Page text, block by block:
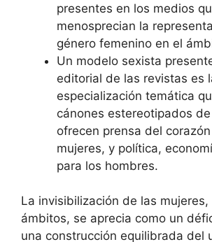
presentes en los medios
menosprecian la
género femenino en el
Un modelo sexista
editorial de las revistas es
especialización temática
cánones estereotipados
ofrecen prensa del
mujeres, y política,
para los hombres.
La invisibilización de las
ámbitos, se aprecia como un
una construcción equilibrada del